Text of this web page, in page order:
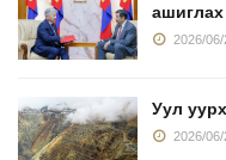
ашиглах
2026/
Уул
2026/